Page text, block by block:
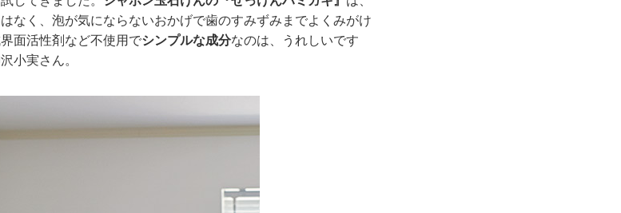
なく、泡が気にならないおかげで歯のすみずみまでよくみがけ
面活性剤など不使用でシンプルな成分なのは、うれしいです
小実さん。